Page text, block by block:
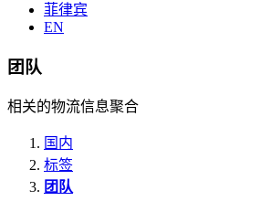
菲律宾
EN
团队
相关的物流信息聚合
国内
标签
团队